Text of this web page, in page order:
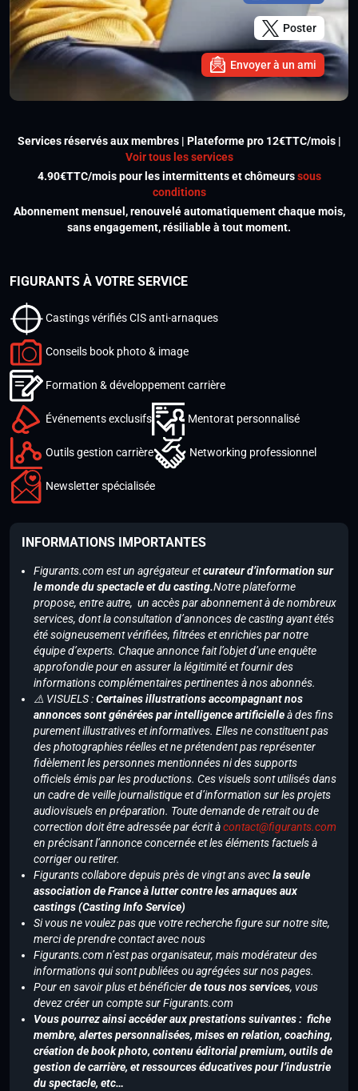
Poster
Envoyer à un ami
Services réservés aux membres | Plateforme pro 12€TTC/mois |
Voir tous les services
4.90€TTC/mois pour les intermittents et chômeurssous
conditions
Abonnement mensuel, renouvelé automatiquement chaque mois,
sans engagement, résiliable à tout moment.
FIGURANTS À VOTRE SERVICE
Castings vérifiés CIS anti-arnaques
Conseils book photo & image
Formation & développement carrière
Événements exclusifs Mentorat personnalisé
Outils gestion carrière Networking professionnel
Newsletter spécialisée
INFORMATIONS IMPORTANTES
Figurants.com est un agrégateur etcurateur d’information sur
le monde du spectacle et du casting.Notre plateforme
propose, entre autre, un accès par abonnement à de nombreux
services, dont la consultation d’annonces de casting ayant étés
été soigneusement vérifiées, filtrées et enrichies par notre
équipe d’experts. Chaque annonce fait l’objet d’une enquête
approfondie pour en assurer la légitimité et fournir des
informations complémentaires pertinentes à nos abonnés.
⚠️ VISUELS :Certaines illustrations accompagnant nos
annonces sont générées par intelligence artificielleà des fins
purement illustratives et informatives. Elles ne constituent pas
des photographies réelles et ne prétendent pas représenter
fidèlement les personnes mentionnées ni des supports
officiels émis par les productions. Ces visuels sont utilisés dans
un cadre de veille journalistique et d’information sur les projets
audiovisuels en préparation. Toute demande de retrait ou de
correction doit être adressée par écrit àcontact@figurants.com
en précisant l’annonce concernée et les éléments factuels à
corriger ou retirer.
Figurants collabore depuis près de vingt ans avecla seule
association de France à lutter contre les arnaques aux
castings (Casting Info Service)
Si vous ne voulez pas que votre recherche figure sur notre site,
merci de prendre contact avec nous
Figurants.com n’est pas organisateur, mais modérateur des
informations qui sont publiées ou agrégées sur nos pages.
Pour en savoir plus et bénéficierde tous nos services, vous
devez créer un compte sur Figurants.com
Vous pourrez ainsi accéder aux prestations suivantes : fiche
membre, alertes personnalisées, mises en relation, coaching,
création de book photo, contenu éditorial premium, outils de
gestion de carrière, et ressources éducatives pour l’industrie
du spectacle, etc…